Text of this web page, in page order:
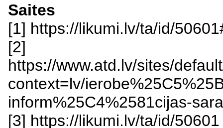
Saites
[1] https://likumi.lv/ta/id/
[2]
https://www.atd.lv/sites/
context=lv/
inform%25C4%2581cijas-
[3] https://likumi.lv/ta/id/50601